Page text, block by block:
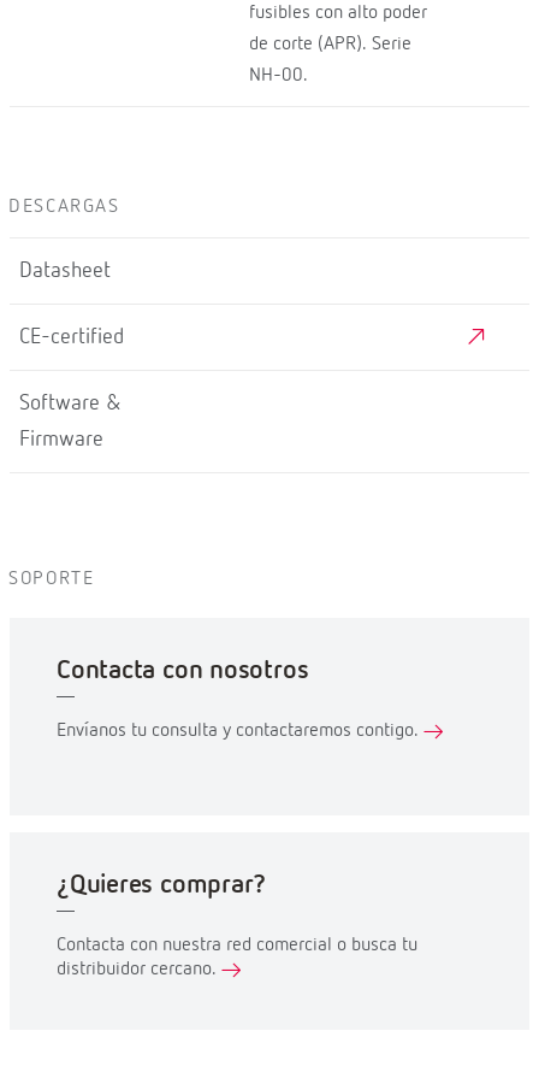
fusibles con alto poder
de corte (APR). Serie
NH-00.
DESCARGAS
Datasheet
CE-certified
Software &
Firmware
SOPORTE
Contacta con nosotros
Envíanos tu consulta y contactaremos contigo.
¿Quieres comprar?
Contacta con nuestra red comercial o busca tu
distribuidor cercano.